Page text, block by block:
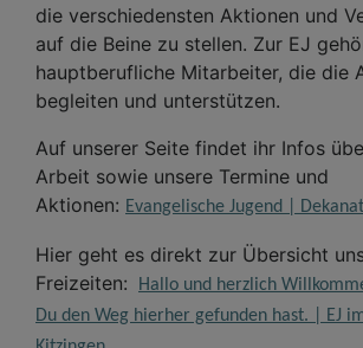
die verschiedensten Aktionen und
auf die Beine zu stellen. Zur EJ
hauptberufliche Mitarbeiter, die die
begleiten und unterstützen.
Auf unserer Seite findet ihr Infos
Arbeit sowie unsere Termine und
Aktionen: Evangelische Jugend |
Hier geht es direkt zur Übersicht
Freizeiten:
Hallo und herzlich
Du den Weg hierher gefunden hast. | EJ